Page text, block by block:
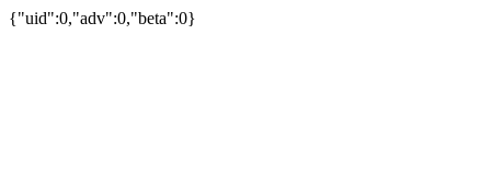
{"uid":0,"adv":0,"beta":0}